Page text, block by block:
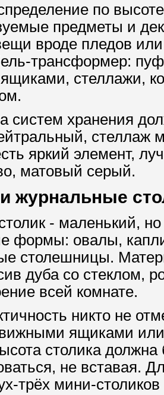
по
предметы и
вроде пледов
трансформер:
стеллажи,
систем хранения
стеллаж
яркий элемент,
матовый серый.
журнальные
- маленький,
формы: овалы,
столешницы.
дуба со стеклом,
всей комнате.
никто не
ящиками или
столика
не вставая.
трёх мини-